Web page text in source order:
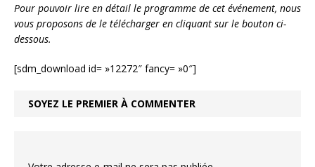
Pour pouvoir lire en détail le programme de cet événement, nous
vous proposons de le télécharger en cliquant sur le bouton ci-
dessous.
[sdm_download id= »12272″ fancy= »0″]
SOYEZ LE PREMIER À COMMENTER